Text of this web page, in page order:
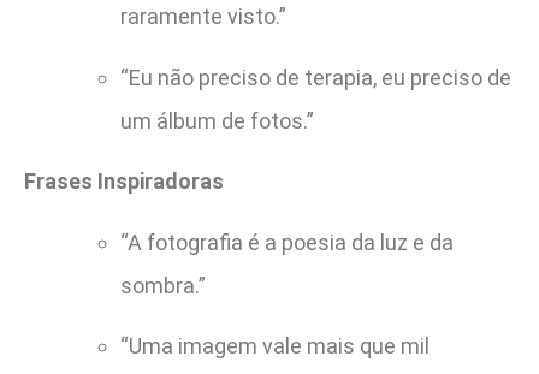
raramente visto.”
“Eu não preciso de terapia, eu preciso de
um álbum de fotos.”
Frases Inspiradoras
“A fotografia é a poesia da luz e da
sombra.”
“Uma imagem vale mais que mil